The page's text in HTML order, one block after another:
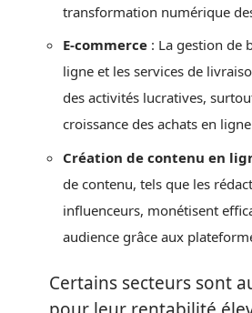
transformation numérique
E-commerce : La gestion de
ligne et les services de
des activités lucratives,
croissance des achats en
Création de contenu en
de contenu, tels que les
influenceurs, monétisent
audience grâce aux
Certains secteurs sont